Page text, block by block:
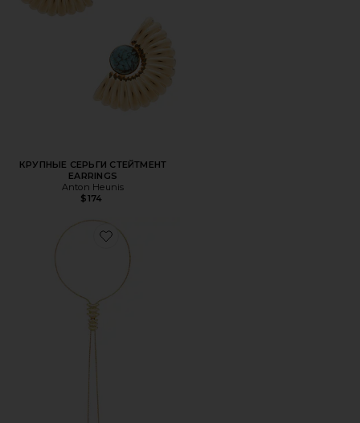
КРУПНЫЕ СЕРЬГИ СТЕЙТМЕНТ
EARRINGS
Anton Heunis
$174
Favorite ОЖЕРЕЛЬЕ В ФОРМЕ ЛАССО METAL VORTEX